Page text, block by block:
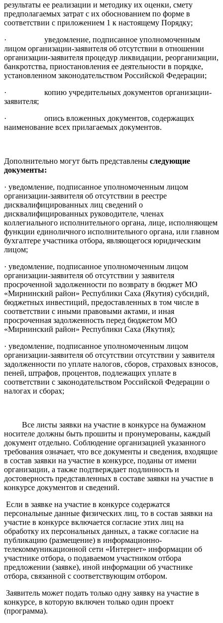
результаты ее реализации и методику их оценки, смету
предполагаемых затрат с их обоснованием по форме в
соответствии с приложением 1 к настоящему Порядку;
· уведомление, подписанное уполномоченным
лицом организации-заявителя об отсутствии в отношении
организации-заявителя процедур ликвидации, реорганизации,
банкротства, приостановления ее деятельности в порядке,
установленном законодательством Российской Федерации;
· копию учредительных документов организации-
заявителя;
· опись вложенных документов, содержащих
наименование всех прилагаемых документов.
Дополнительно могут быть представлены следующие
документы:
· уведомление, подписанное уполномоченным лицом
организации-заявителя об отсутствии в реестре
дисквалифицированных лиц сведений о
дисквалифицированных руководителе, членах
коллегиального исполнительного органа, лице, исполняющем
функции единоличного исполнительного органа, или главном
бухгалтере участника отбора, являющегося юридическим
лицом;
· уведомление, подписанное уполномоченным лицом
организации-заявителя об отсутствии у заявителя
просроченной задолженности по возврату в бюджет МО
«Мирнинский район» Республики Саха (Якутия) субсидий,
бюджетных инвестиций, предоставленных в том числе в
соответствии с иными правовыми актами, и иная
просроченная задолженность перед бюджетом МО
«Мирнинский район» Республики Саха (Якутия);
· уведомление, подписанное уполномоченным лицом
организации-заявителя об отсутствии отсутствии у заявителя
задолженности по уплате налогов, сборов, страховых взносов,
пеней, штрафов, процентов, подлежащих уплате в
соответствии с законодательством Российской Федерации о
налогах и сборах;
Все листы заявки на участие в конкурсе на бумажном
носителе должны быть прошиты и пронумерованы, каждый
документ отдельно. Соблюдение организацией указанного
требования означает, что все документы и сведения, входящие
в состав заявки на участие в конкурсе, поданы от имени
организации, а также подтверждает подлинность и
достоверность представленных в составе заявки на участие в
конкурсе документов и сведений.
Если в заявке на участие в конкурсе содержатся
персональные данные физических лиц, то в состав заявки на
участие в конкурсе включается согласие этих лиц на
обработку их персональных данных, а также согласие на
публикацию (размещение) в информационно-
телекоммуникационной сети «Интернет» информации об
участнике отбора, о подаваемом участником отбора
предложении (заявке), иной информации об участнике
отбора, связанной с соответствующим отбором.
Заявитель может подать только одну заявку на участие в
конкурсе, в которую включен только один проект
(программа).